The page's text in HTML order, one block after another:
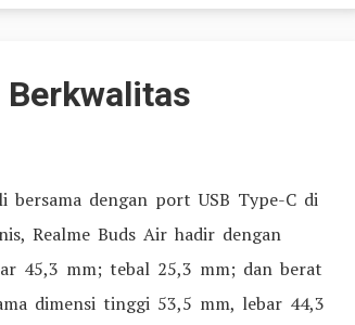
bersama dengan port USB Type-C di
Realme Buds Air hadir dengan
45,3 mm; tebal 25,3 mm; dan berat
dimensi tinggi 53,5 mm, lebar 44,3